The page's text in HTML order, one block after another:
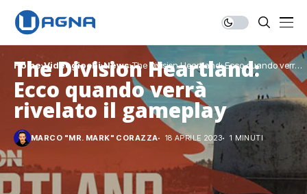
Home Videogiochi News The Division Heartland: Ecco quando verrà
rivelato il gameplay
The Division Heartland:
Ecco quando verrà
rivelato il gameplay
MARCO "MR. MARK" CORAZZA 18 APRILE 2023 1 MINUTI